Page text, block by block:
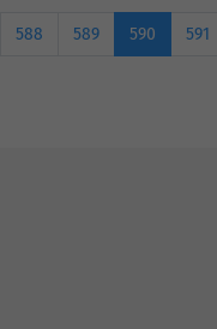
588 589 590 591